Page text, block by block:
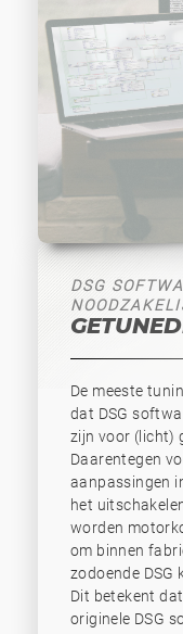
DSG
De meeste
dat DSG
zijn voor (licht)
Daarentegen
aanpassingen
het
worden
om binnen
zodoende DSG
Dit betekent
originele DSG